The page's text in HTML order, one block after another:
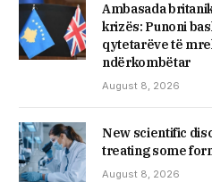
Ambasada
krizës: Punoni
qytetarëve të
ndërkombëtar
August 8, 2026
New scientific
treating some
August 8, 2026